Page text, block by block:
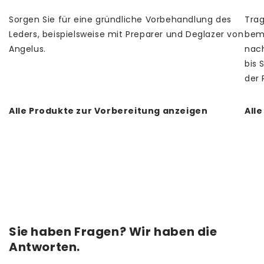
Sorgen Sie für eine gründliche Vorbehandlung des
Leders, beispielsweise mit Preparer und Deglazer von
Angelus.
Alle Produkte zur Vorbereitung anzeigen
bis
der
Sie haben Fragen? Wir haben die
Antworten.